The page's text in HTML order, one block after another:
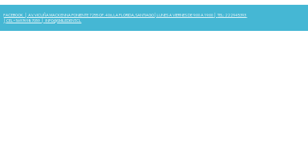
FACEBOOK │AV. VICUÑA MACKENNA PONIENTE 7255 OF. 406, LA FLORIDA, SANTIAGO│LUNES A VIERNES DE 9:00 A 19:00 │TEL: 222945393
│CEL+56974987059 INFO@SMILEDENT.CL